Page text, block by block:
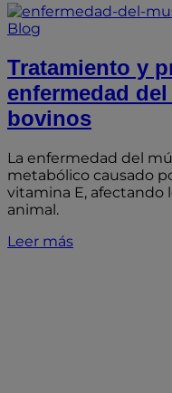
Blog
Tratamiento y
enfermedad
bovinos
La enfermedad del
metabólico causado
vitamina E, afectando
animal.
Leer más